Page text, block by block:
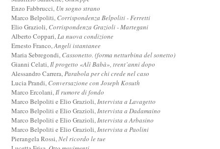
Enzo Fabbrucci, Un sogno strano
Marco Belpoliti, Corrispondenza Belpoliti - Ferretti
Elio Grazioli, Corrispondenza Grazioli - Martegani
Alberto Coppari,La nuova condizione
Ernesto Franco,Angeli istantanee
Maria Sebregondi, Cassonetto. (forma netturbina del sonetto)
Gianni Celati,Il progetto «Alì Babà», trent’anni dopo
Alessandro Carrera,Parabola per chi crede nel caso
Lucia Prandi, Conversazione con Joseph Kosuth
Marco Ercolani,Il rumore di fondo
Marco Belpoliti e Elio Grazioli,Intervista a Lavagetto
Marco Belpoliti e Elio Grazioli,Intervista a Dadamaino
Marco Belpoliti e Elio Grazioli,Intervista a Arbasino
Marco Belpoliti e Elio Grazioli,Intervista a Paolini
Pierangela Rossi,Nel ricordo le tue